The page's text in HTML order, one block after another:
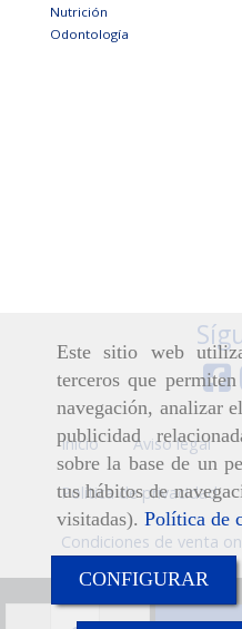
Este sitio web
terceros que
navegación, analizar
publicidad
sobre la base de un
tus hábitos de
visitadas). Política de
CONFIGURAR
Nutrición
Odontología
Inicio Aviso legal
Política de privacidad
Condiciones de venta